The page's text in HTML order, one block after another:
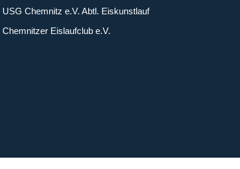
USG Chemnitz e.V. Abtl. Eiskunstlauf
Chemnitzer Eislaufclub e.V.